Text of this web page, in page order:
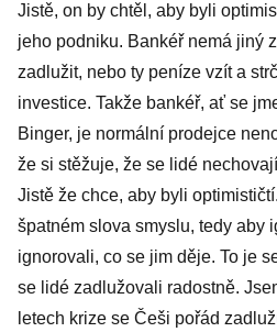
Jistě, on by chtěl, aby byli
jeho podniku. Bankéř nemá jiný
zadlužit, nebo ty peníze vzít a
investice. Takže bankéř, ať se
Binger, je normální prodejce
že si stěžuje, že se lidé
Jistě že chce, aby byli
špatném slova smyslu, tedy aby
ignorovali, co se jim děje. To je
se lidé zadlužovali radostně.
letech krize se Češi pořád